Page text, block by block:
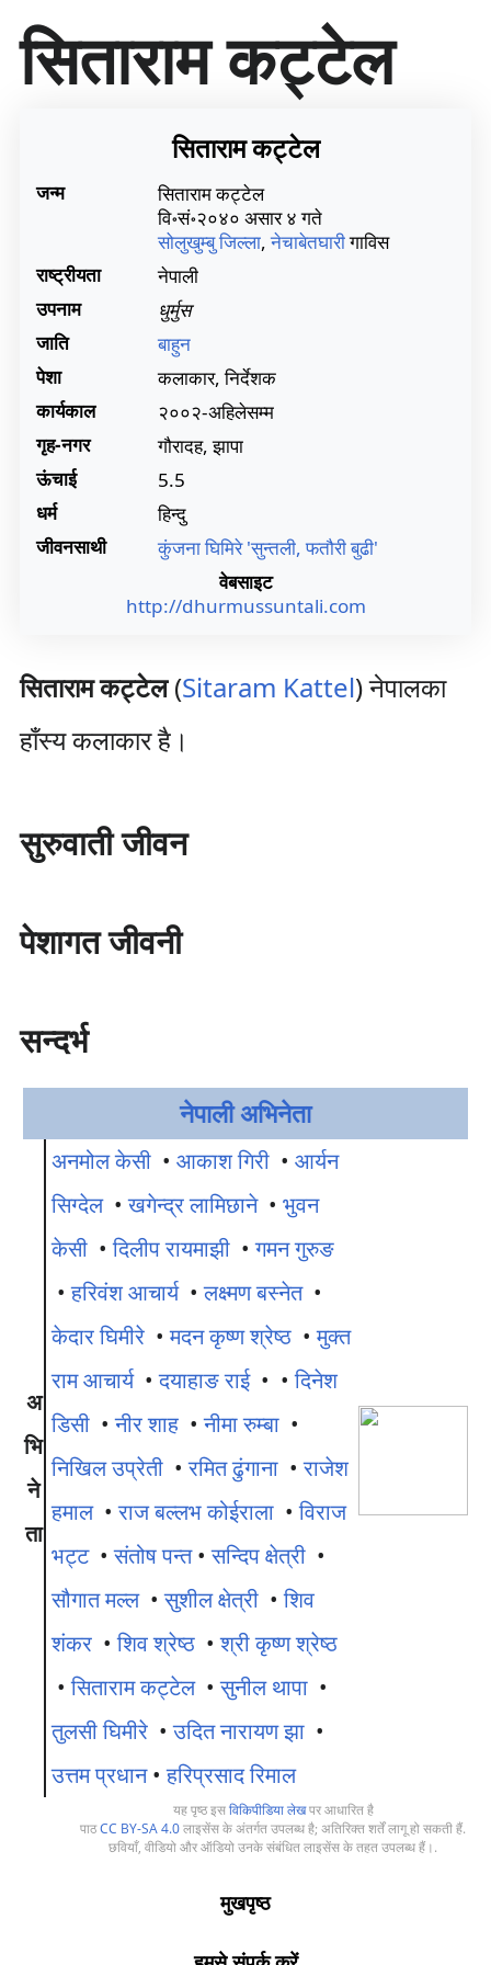
म
ग्री
प
सिताराम कट्टेल
सिताराम कट्टेल
जन्म
सिताराम कट्टेल
वि॰सं॰२०४० असार ४ गते
सोलुखुम्बु जिल्ला,नेचाबेतघारीगाविस
राष्ट्रीयता
नेपाली
उपनाम
धुर्मुस
जाति
बाहुन
पेशा
कलाकार, निर्देशक
कार्यकाल
२००२-अहिलेसम्म
गृह-नगर
गौरादह, झापा
ऊंचाई
5.5
धर्म
हिन्दु
जीवनसाथी
कुंजना घिमिरे 'सुन्तली, फतौरी बुढी'
वेबसाइट
http://dhurmussuntali.com
सिताराम कट्टेल(Sitaram Kattel) नेपालका
हाँस्य कलाकार है।
सुरुवाती जीवन
पेशागत जीवनी
सन्दर्भ
नेपाली अभिनेता
अ
भि
ने
ता
अनमोल केसी • आकाश गिरी • आर्यन
सिग्देल•खगेन्द्र लामिछाने• भुवन
केसी •दिलीप रायमाझी •गमन गुरुङ
•हरिवंश आचार्य•लक्ष्मण बस्नेत•
केदार घिमीरे •मदन कृष्ण श्रेष्ठ •मुक्त
राम आचार्य•दयाहाङ राई• •दिनेश
डिसी •नीर शाह •नीमा रुम्बा •
निखिल उप्रेती •रमित ढुंगाना •राजेश
हमाल•राज बल्लभ कोईराला •विराज
भट्ट•संतोष पन्त•सन्दिप क्षेत्री •
सौगात मल्ल•सुशील क्षेत्री •शिव
शंकर •शिव श्रेष्ठ •श्री कृष्ण श्रेष्ठ
•सिताराम कट्टेल•सुनील थापा •
तुलसी घिमीरे •उदित नारायण झा •
उत्तम प्रधान•हरिप्रसाद रिमाल
यह पृष्ठ इसविकिपीडिया लेखपर आधारित है
पाठCC BY-SA 4.0लाइसेंस के अंतर्गत उपलब्ध है; अतिरिक्त शर्तें लागू हो सकती हैं.
छवियाँ, वीडियो और ऑडियो उनके संबंधित लाइसेंस के तहत उपलब्ध हैं।.
मुखपृष्ठ